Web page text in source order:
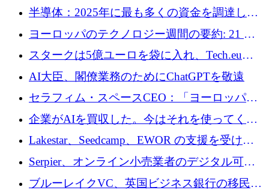
の 1 つに取り組むために 16 万 2,000 ユーロを
確保
半導体：2025年に最も多くの資金を調達した
10社
ヨーロッパのテクノロジー週間の要約: 21 億
ユーロの取引と Tech.eu Funding Explorer
スタークは5億ユーロを袋に入れ、Tech.eu
Funding Explorerの立ち上げ、そしてルクセン
ブルクの大きな野望
AI大臣、閣僚業務のためにChatGPTを敬遠
セラフィム・スペースCEO：「ヨーロッパは
追いつきつつある」
企業がAIを買収した。今はそれを使ってくれ
る人々が必要です
Lakestar、Seedcamp、EWOR の支援を受け、
SE3 が自律システム用の空間 AI プラットフォ
ームを発表
Serpier、オンライン小売業者のデジタル可視
性向上を支援するために 140 万ユーロを調達
ブルーレイクVC、英国ビジネス銀行の移民主